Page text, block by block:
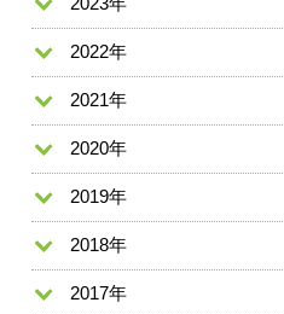
2022年
2021年
2020年
2019年
2018年
2017年